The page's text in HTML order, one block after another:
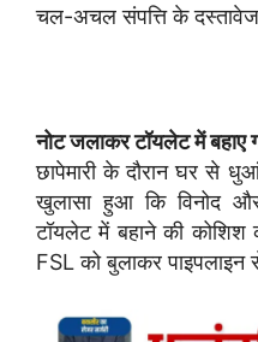
चल-अचल संपत्ति के
नोट जलाकर टॉयलेट में बहाए
छापेमारी के दौरान घर से
खुलासा हुआ कि विनोद
टॉयलेट में बहाने की
FSL को बुलाकर